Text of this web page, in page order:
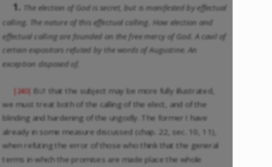
1. The election of God is secret, but is manifested by effectual
calling. The nature of this effectual calling. How election and
effectual calling are founded on the free mercy of God. A cavil of
certain expositors refuted by the words of Augustine. An
exception disposed of.
|240| But that the subject may be more fully illustrated,
we must treat both of the calling of the elect, and of the
blinding and hardening of the ungodly. The former I have
already in some measure discussed (chap. 22, sec. 10, 11),
when refuting the error of those who think that the general
terms in which the promises are made place the whole